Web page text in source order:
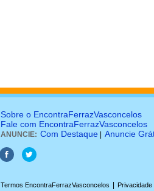
Sobre o EncontraFerrazVasconcelos
Fale com EncontraFerrazVasconcelos
ANUNCIE: Com Destaque Anuncie
Termos EncontraFerrazVasconcelos